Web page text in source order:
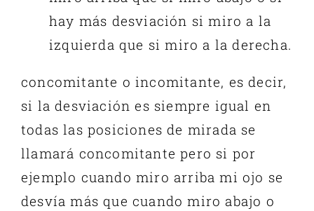
hay más desviación si miro a la
izquierda que si miro a la derecha.
concomitante o incomitante, es decir,
si la desviación es siempre igual en
todas las posiciones de mirada se
llamará concomitante pero si por
ejemplo cuando miro arriba mi ojo se
desvía más que cuando miro abajo o